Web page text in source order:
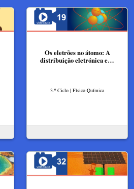
Os eletrões no átomo: A
distribuição eletrónica e…
3.º Ciclo | Físico-Química